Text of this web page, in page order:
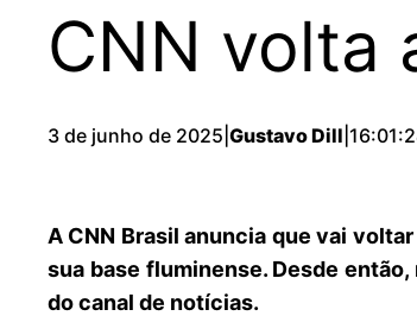
CNN volta
3 de junho de 2025 Gustavo Dill
A CNN Brasil anuncia que vai
sua base fluminense. Desde
do canal de notícias.